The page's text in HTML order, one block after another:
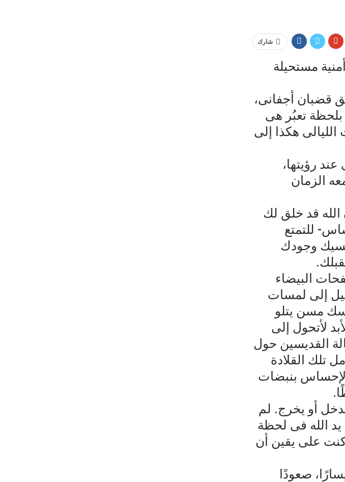
شارك
مستحيلة
قضبان أجفانى،
تعبُر هى
هكذا إلى
رؤيتها،
الزمان
قد خلق لك
للتمتع
وجودك
البيضاء
إلى لمسات
مسن يتلو
لأتحول إلى
القديسين حول
تلك القلادة
بنبضات
أو يخرج. لم
يد الله فى لحظة
كنت على يقين أن
صعودًا